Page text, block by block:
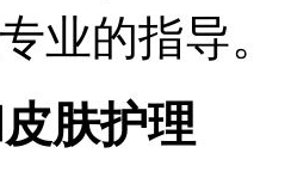
业的指导。
肤护理